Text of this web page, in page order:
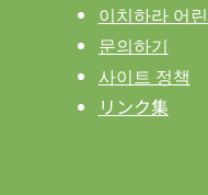
이치하라 어
문의하기
사이트 정책
リンク集